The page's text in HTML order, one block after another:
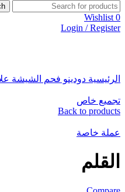
0
Wishlist
Login / Register
الرئيسية دودينو فحم الشيشة
تجميع خاص
Back to products
عملة خاصة
القلم